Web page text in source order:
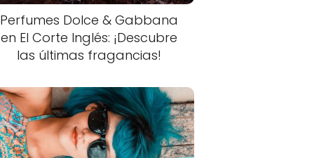
Perfumes Dolce & Gabbana
en El Corte Inglés: ¡Descubre
las últimas fragancias!